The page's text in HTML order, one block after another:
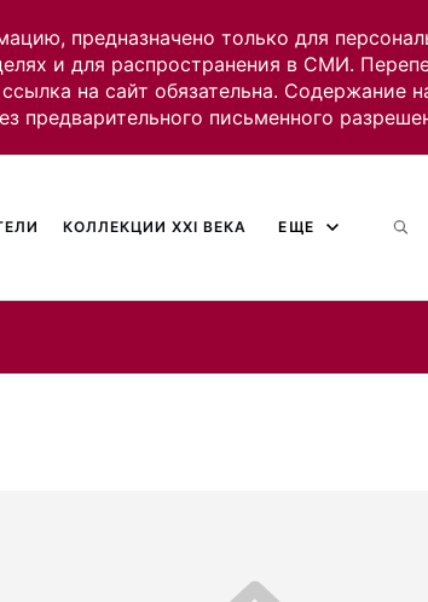
предназначено только для
и для распространения в СМИ.
на сайт обязательна. Содержание
письменного
КОЛЛЕКЦИИ XXI ВЕКА ЕЩЕ